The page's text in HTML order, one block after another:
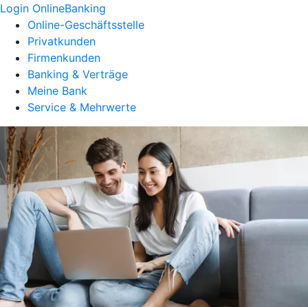
Login OnlineBanking
Online-Geschäftsstelle
Privatkunden
Firmenkunden
Banking & Verträge
Meine Bank
Service & Mehrwerte